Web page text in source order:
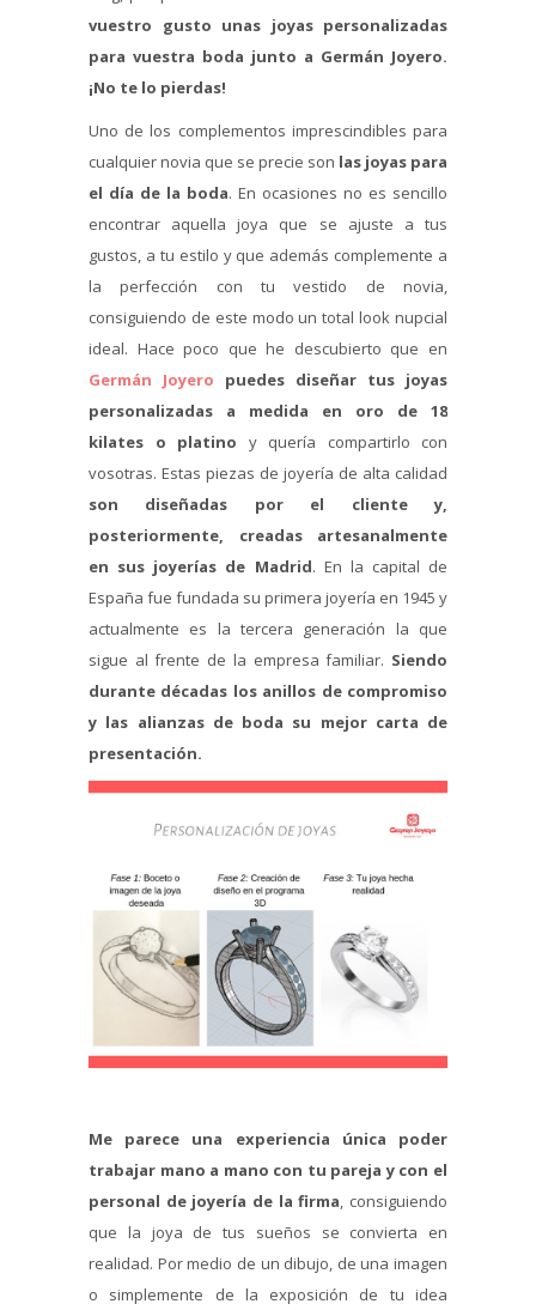
vuestro gusto unas joyas personalizadas
para vuestra boda junto a Germán Joyero.
¡No te lo pierdas!
Uno de los complementos imprescindibles para
cualquier novia que se precie son las joyas para
el día de la boda. En ocasiones no es sencillo
encontrar aquella joya que se ajuste a tus
gustos, a tu estilo y que además complemente a
la perfección con tu vestido de novia,
consiguiendo de este modo un total look nupcial
ideal. Hace poco que he descubierto que en
Germán Joyero
puedes diseñar tus joyas
personalizadas a medida en oro de 18
kilates o platino y quería compartirlo con
vosotras. Estas piezas de joyería de alta calidad
son diseñadas por el cliente y,
posteriormente, creadas artesanalmente
en sus joyerías de Madrid. En la capital de
España fue fundada su primera joyería en 1945 y
actualmente es la tercera generación la que
sigue al frente de la empresa familiar. Siendo
durante décadas los anillos de compromiso
y las alianzas de boda su mejor carta de
presentación.
Me parece una experiencia única poder
trabajar mano a mano con tu pareja y con el
personal de joyería de la firma, consiguiendo
que la joya de tus sueños se convierta en
realidad. Por medio de un dibujo, de una imagen
o simplemente de la exposición de tu idea